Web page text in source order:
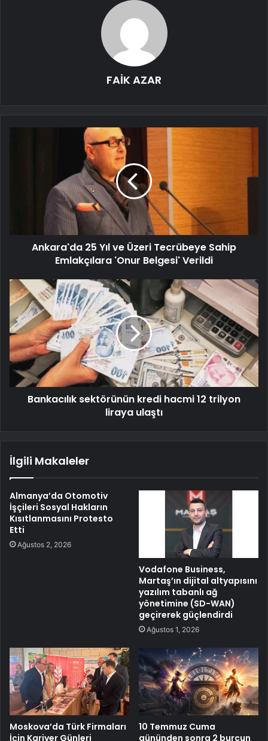
FAİK AZAR
Ankara'da 25 Yıl ve Üzeri Tecrübeye Sahip
Emlakçılara 'Onur Belgesi' Verildi
Bankacılık sektörünün kredi hacmi 12 trilyon
liraya ulaştı
İlgili Makaleler
Almanya’da Otomotiv
İşçileri Sosyal Hakların
Kısıtlanmasını Protesto
Etti
Ağustos 2, 2026
Vodafone Business,
Martaş’ın dijital altyapısını
yazılım tabanlı ağ
yönetimine (SD-WAN)
geçirerek güçlendirdi
Ağustos 1, 2026
Moskova’da Türk Firmaları
İçin Kariyer Günleri
10 Temmuz Cuma
gününden sonra 2 burcun